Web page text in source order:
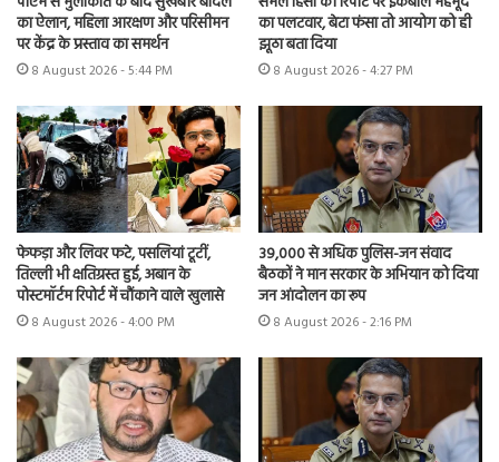
का ऐलान, महिला आरक्षण और परिसीमन
पर केंद्र के प्रस्ताव का समर्थन
8 August 2026 - 5:44 PM
का पलटवार, बेटा फंसा तो आयोग को ही
झूठा बता दिया
8 August 2026 - 4:27 PM
फेफड़ा और लिवर फटे, पसलियां टूटीं,
तिल्ली भी क्षतिग्रस्त हुई, अबान के
पोस्टमॉर्टम रिपोर्ट में चौंकाने वाले खुलासे
8 August 2026 - 4:00 PM
39,000 से अधिक पुलिस-जन संवाद
बैठकों ने मान सरकार के अभियान को दिया
जन आंदोलन का रूप
8 August 2026 - 2:16 PM